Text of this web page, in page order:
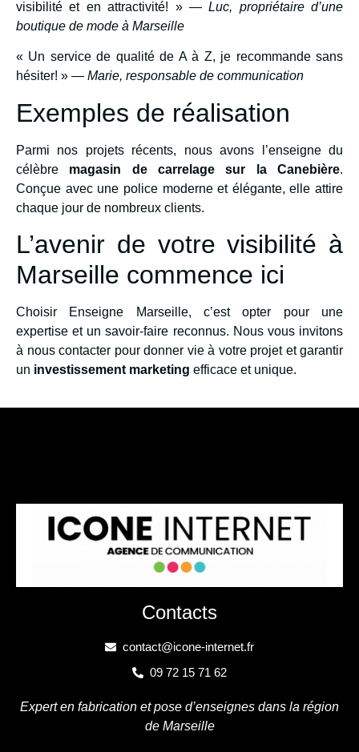
visibilité et en attractivité! » —Luc, propriétaire d’une
boutique de mode à Marseille
« Un service de qualité de A à Z, je recommande sans
hésiter! » — Marie, responsable de communication
Exemples de réalisation
Parmi nos projets récents, nous avons l’enseigne du
célèbre magasin de carrelage sur la Canebière.
Conçue avec une police moderne et élégante, elle attire
chaque jour de nombreux clients.
L’avenir de votre visibilité à
Marseille commence ici
Choisir Enseigne Marseille, c’est opter pour une
expertise et un savoir-faire reconnus. Nous vous invitons
à nous contacter pour donner vie à votre projet et garantir
un investissement marketing efficace et unique.
Contacts
contact@icone-internet.fr
09 72 15 71 62
Expert en fabrication et pose d’enseignes dans la région
de Marseille